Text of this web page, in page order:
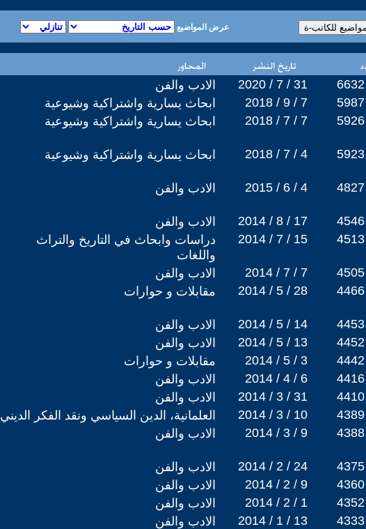
عرض المواضيع
الادب والفن 2020 / 7 / 31 6632
ابحاث يسارية واشتراكية وشيوعية
2018 / 9 / 7 5987
ابحاث يسارية واشتراكية وشيوعية
2018 / 7 / 7 5926
ابحاث يسارية واشتراكية وشيوعية 2018 / 7 / 4 5923
الادب والفن 2015 / 6 / 4 4827
الادب والفن 2014 / 8 / 17 4546
دراسات وابحاث في التاريخ والتراث
واللغات
2014 / 7 / 15 4513
الادب والفن 2014 / 7 / 7 4505
مقابلات و حوارات
2014 / 5 / 28 4466
الادب والفن 2014 / 5 / 14 4453
الادب والفن
2014 / 5 / 13 4452
مقابلات و حوارات
2014 / 5 / 3 4442
الادب والفن
2014 / 4 / 6 4416
الادب والفن
2014 / 3 / 31 4410
العلمانية، الدين السياسي ونقد الفكر الديني
2014 / 3 / 10 4389
الادب والفن
2014 / 3 / 9 4388
الادب والفن 2014 / 2 / 24 4375
الادب والفن
2014 / 2 / 9 4360
الادب والفن
2014 / 2 / 1 4352
الادب والفن
2014 / 1 / 13 4333